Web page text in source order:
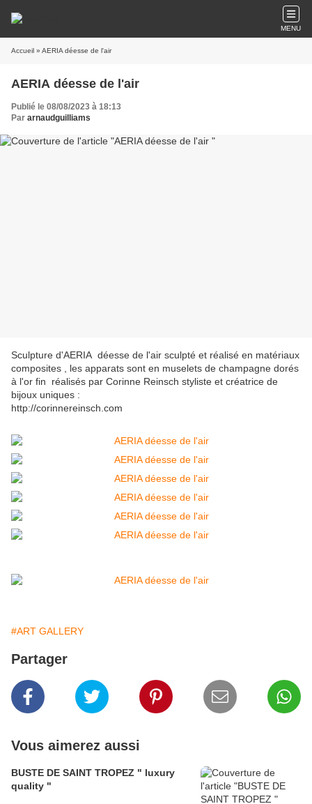
MENU
Accueil » AERIA déesse de l'air
AERIA déesse de l'air
Publié le 08/08/2023 à 18:13
Par arnaudguilliams
Sculpture d'AERIA déesse de l'air sculpté et réalisé en matériaux
composites , les apparats sont en muselets de champagne dorés
à l'or fin réalisés par Corinne Reinsch styliste et créatrice de
bijoux uniques :
http://corinnereinsch.com
#ART GALLERY
Partager
Vous aimerez aussi
BUSTE DE SAINT TROPEZ " luxury
quality "